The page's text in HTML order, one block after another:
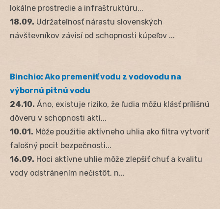
lokálne prostredie a infraštruktúru...
18.09. Udržateľnosť nárastu slovenských
návštevníkov závisí od schopnosti kúpeľov ...
Binchio: Ako premeniť vodu z vodovodu na
výbornú pitnú vodu
24.10. Áno, existuje riziko, že ľudia môžu klásť prílišnú
dôveru v schopnosti aktí...
10.01. Môže použitie aktívneho uhlia ako filtra vytvoriť
falošný pocit bezpečnosti...
16.09. Hoci aktívne uhlie môže zlepšiť chuť a kvalitu
vody odstránením nečistôt, n...